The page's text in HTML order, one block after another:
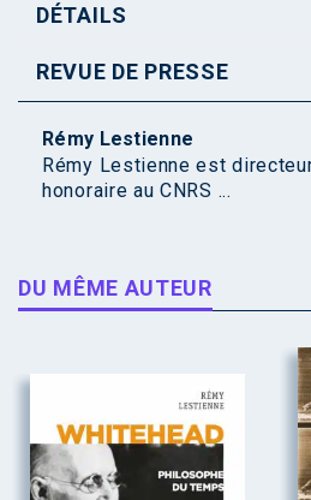
DÉTAILS
REVUE DE PRESSE
Rémy Lestienne
Rémy Lestienne est
honoraire au CNRS ...
DU MÊME AUTEUR